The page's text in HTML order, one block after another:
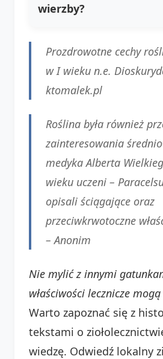
wierzby?
Prozdrowotne cechy
w I wieku n.e.
ktomalek.pl
Roślina była również
zainteresowania
medykaAlberta
wieku uczeni –
opisali ściągające oraz
przeciwkrwotoczne
– Anonim
Nie mylić z innymi
właściwości lecznicze
Warto zapoznać się z
tekstami o
wiedzę. Odwiedź lokalny